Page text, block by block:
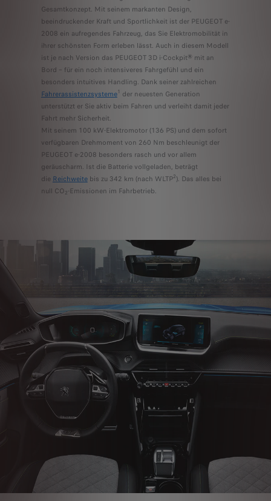
Gesamtkonzept. Mit seinem markanten Design,
beeindruckender Kraft und Sportlichkeit ist der PEUGEOT e-
2008 ein aufregendes Fahrzeug, das Sie Elektromobilität in
ihrer schönsten Form erleben lässt. Auch in diesem Modell
ist je nach Version das PEUGEOT 3D i-Cockpit® mit an
Bord – für ein noch intensiveres Fahrgefühl und ein
besonders intuitives Handling. Dank seiner zahlreichen
Fahrerassistenzsysteme1 der neuesten Generation
unterstützt er Sie aktiv beim Fahren und verleiht damit jeder
Fahrt mehr Sicherheit.
Mit seinem 100 kW-Elektromotor (136 PS) und dem sofort
verfügbaren Drehmoment von 260 Nm beschleunigt der
PEUGEOT e-2008 besonders rasch und vor allem
geräuscharm. Ist die Batterie vollgeladen, beträgt
die Reichweitebis zu 342 km (nach WLTP2). Das alles bei
null CO2-Emissionen im Fahrbetrieb.